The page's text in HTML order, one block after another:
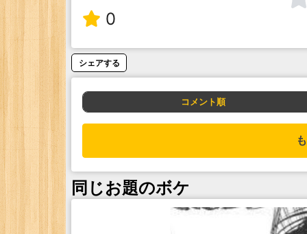
0
シェアする
コメント順
同じお題のボケ